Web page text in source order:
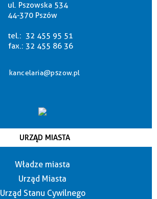
ul. Pszowska 534
44-370 Pszów
tel.: 32 455 95 51
fax.: 32 455 86 36
kancelaria@pszow.pl
URZĄD MIASTA
Władze miasta
Urząd Miasta
Urząd Stanu Cywilnego